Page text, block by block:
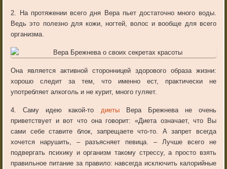
2. На протяжении всего дня Вера пьет достаточно много воды.
Ведь это полезно для кожи, ногтей, волос и вообще для всего
организма.
Она является активной сторонницей здорового образа жизни:
хорошо следит за тем, что именно ест, практически не
употребляет алкоголь и не курит, много гуляет.
4. Саму идею какой-то диетыВера Брежнева не очень
приветствует и вот что она говорит: «Диета означает, что Вы
сами себе ставите блок, запрещаете что-то. А запрет всегда
хочется нарушить, – разъясняет певица. – Лучше всего не
подвергать психику и организм такому стрессу, а просто взять
правильное питание за правило: навсегда исключить калорийные